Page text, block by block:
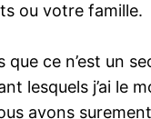
ou votre famille.
que ce n’est un
lesquels j’ai le
avons